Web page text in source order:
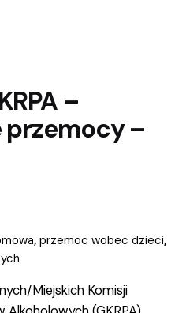
–
–
, przemoc wobec dzieci,
Miejskich Komisji